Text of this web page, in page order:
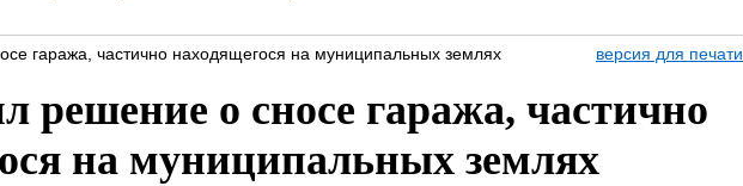
гаража, частично находящегося на муниципальных землях версия для печати
решение о сносе гаража, частично
на муниципальных землях